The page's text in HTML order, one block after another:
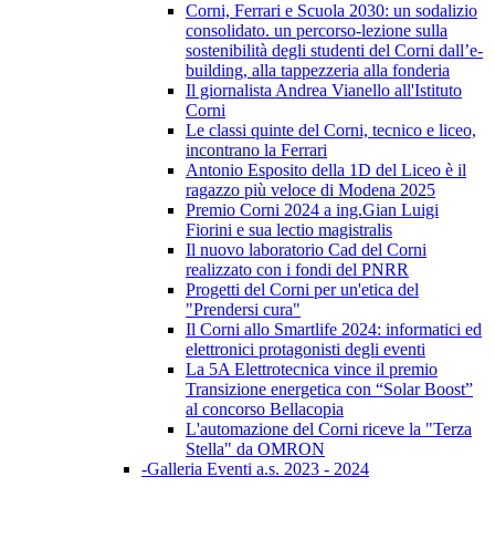
Corni, Ferrari e Scuola 2030: un sodalizio
consolidato. un percorso-lezione sulla
sostenibilità degli studenti del Corni dall’e-
building, alla tappezzeria alla fonderia
Il giornalista Andrea Vianello all'Istituto
Corni
Le classi quinte del Corni, tecnico e liceo,
incontrano la Ferrari
Antonio Esposito della 1D del Liceo è il
ragazzo più veloce di Modena 2025
Premio Corni 2024 a ing.Gian Luigi
Fiorini e sua lectio magistralis
Il nuovo laboratorio Cad del Corni
realizzato con i fondi del PNRR
Progetti del Corni per un'etica del
"Prendersi cura"
Il Corni allo Smartlife 2024: informatici ed
elettronici protagonisti degli eventi
La 5A Elettrotecnica vince il premio
Transizione energetica con “Solar Boost”
al concorso Bellacopia
L'automazione del Corni riceve la "Terza
Stella" da OMRON
-Galleria Eventi a.s. 2023 - 2024